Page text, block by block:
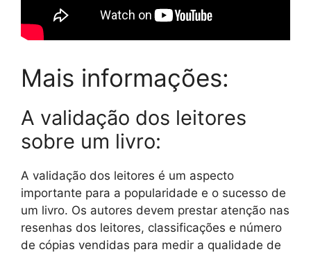
Mais informações:
A validação dos leitores
sobre um livro:
A validação dos leitores é um aspecto
importante para a popularidade e o sucesso de
um livro. Os autores devem prestar atenção nas
resenhas dos leitores, classificações e número
de cópias vendidas para medir a qualidade de